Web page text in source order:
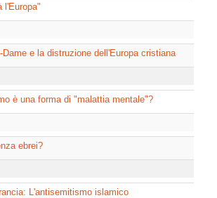
l'Europa"
Dame e la distruzione dell'Europa cristiana
è una forma di "malattia mentale"?
ebrei?
L'antisemitismo islamico